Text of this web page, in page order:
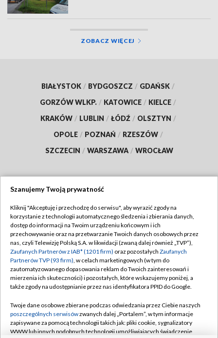
ZOBACZ WIĘCEJ
BIAŁYSTOK / BYDGOSZCZ / GDAŃSK /
GORZÓW WLKP. / KATOWICE / KIELCE /
KRAKÓW / LUBLIN / ŁÓDŹ / OLSZTYN /
OPOLE / POZNAŃ / RZESZÓW /
SZCZECIN / WARSZAWA / WROCŁAW
TVP
Abonament TVP
Emisja w TVP
Centrum informacji TVP
Naziemna Telewizja Cyfrowa
Rada Programowa
System NOS
Regulamin TVP
Polityka prywatności
Moje zgody
Pomoc
Kontakt
Szanujemy Twoją prywatność
Kliknij "Akceptuję i przechodzę do serwisu", aby wyrazić zgody na
korzystanie z technologii automatycznego śledzenia i zbierania danych,
dostęp do informacji na Twoim urządzeniu końcowym i ich
przechowywanie oraz na przetwarzanie Twoich danych osobowych przez
nas, czyli Telewizję Polską S.A. w likwidacji (zwaną dalej również „TVP”),
Zaufanych Partnerów z IAB* (1201 firm) oraz pozostałych Zaufanych
Partnerów TVP (93 firm), w celach marketingowych (w tym do
zautomatyzowanego dopasowania reklam do Twoich zainteresowań i
mierzenia ich skuteczności) i pozostałych, które wskazujemy poniżej, a
także zgody na udostępnianie przez nas identyfikatora PPID do Google.
Twoje dane osobowe zbierane podczas odwiedzania przez Ciebie naszych
poszczególnych serwisówzwanych dalej „Portalem”, w tym informacje
zapisywane za pomocą technologii takich jak: pliki cookie, sygnalizatory
WWW lub innych podobnych technologii umożliwiających świadczenie